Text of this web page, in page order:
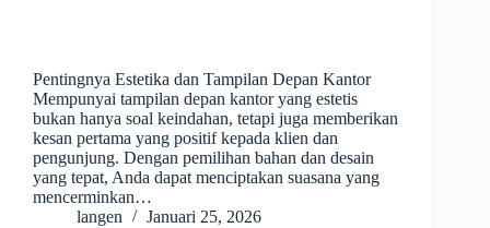
Pentingnya Estetika dan Tampilan Depan Kantor
Mempunyai tampilan depan kantor yang estetis
bukan hanya soal keindahan, tetapi juga memberikan
kesan pertama yang positif kepada klien dan
pengunjung. Dengan pemilihan bahan dan desain
yang tepat, Anda dapat menciptakan suasana yang
mencerminkan…
langen
Januari 25, 2026